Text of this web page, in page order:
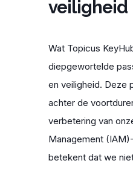
veiligheid
Wat Topicus
diepgewortelde
en veiligheid. Deze
achter de
verbetering van
Management
betekent dat we